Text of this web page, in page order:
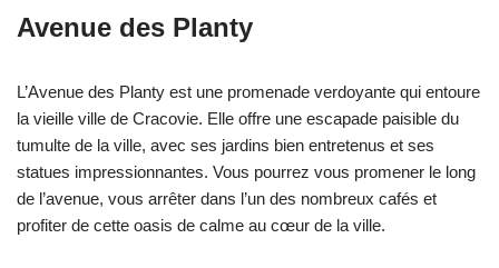
Avenue des Planty
L’Avenue des Planty est une promenade verdoyante qui entoure
la vieille ville de Cracovie. Elle offre une escapade paisible du
tumulte de la ville, avec ses jardins bien entretenus et ses
statues impressionnantes. Vous pourrez vous promener le long
de l’avenue, vous arrêter dans l’un des nombreux cafés et
profiter de cette oasis de calme au cœur de la ville.